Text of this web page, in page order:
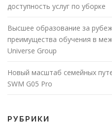
доступность услуг по уборке
Высшее образование за
преимущества обучения в
Universe Group
Новый масштаб семейных
SWM G05 Pro
РУБРИКИ